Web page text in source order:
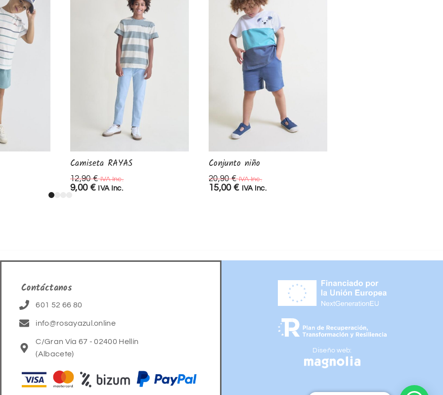
Camiseta RAYAS
12,90€ IVA Inc.
9,00 € IVA Inc.
Conjunto niño
20,90€ IVA Inc.
15,00 € IVA Inc.
Contáctanos
601 52 66 80
info@rosayazul.online
C/Gran Vía 67 - 02400 Hellín
(Albacete)
Diseño web: